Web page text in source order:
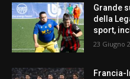
Grande
della
sport,
23 Giugno
Francia-